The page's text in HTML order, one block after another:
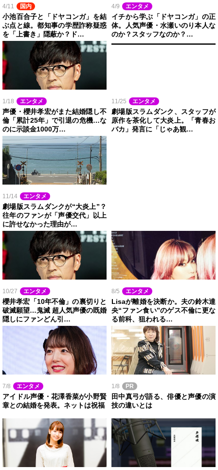
4/11 国内
小池百合子と「ドヤコンガ」を結
ぶ点と線。都知事の学歴詐称疑惑
を「上書き」隠蔽か？ド…
4/9 エンタメ
イチから学ぶ「ドヤコンガ」の正
体。人気声優・水瀬いのり本人な
のか？スタッフなのか？…
1/18 エンタメ
声優・櫻井孝宏がまた結婚隠し不
倫「累計25年」で引退の危機…な
のに示談金1000万…
11/25 エンタメ
劇場版スラムダンク、スタッフが
原作を茶化して大炎上。「青春お
バカ」発言に「じゃあ観…
11/14 エンタメ
劇場版スラムダンクが“大炎上”？
往年のファンが「声優交代」以上
に許せなかった理由が…
10/27 エンタメ
櫻井孝宏「10年不倫」の裏切りと
破滅願望…鬼滅 超人気声優の既婚
隠しにファンどん引…
8/5 エンタメ
Lisaが離婚を決断か。夫の鈴木達
央“ファン食い”のゲス不倫に更な
る前科、狙われる…
7/8 エンタメ
アイドル声優・花澤香菜が小野賢
章との結婚を発表。ネットは祝福
1/8 PR
田中真弓が語る、俳優と声優の演
技の違いとは